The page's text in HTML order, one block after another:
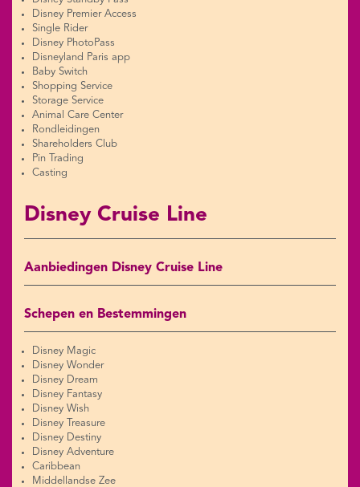
Disney Premier Access
Single Rider
Disney PhotoPass
Disneyland Paris app
Baby Switch
Shopping Service
Storage Service
Animal Care Center
Rondleidingen
Shareholders Club
Pin Trading
Casting
Disney Cruise Line
Aanbiedingen Disney Cruise Line
Schepen en Bestemmingen
Disney Magic
Disney Wonder
Disney Dream
Disney Fantasy
Disney Wish
Disney Treasure
Disney Destiny
Disney Adventure
Caribbean
Middellandse Zee